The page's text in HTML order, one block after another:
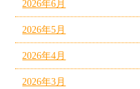
2026年6月
2026年5月
2026年4月
2026年3月